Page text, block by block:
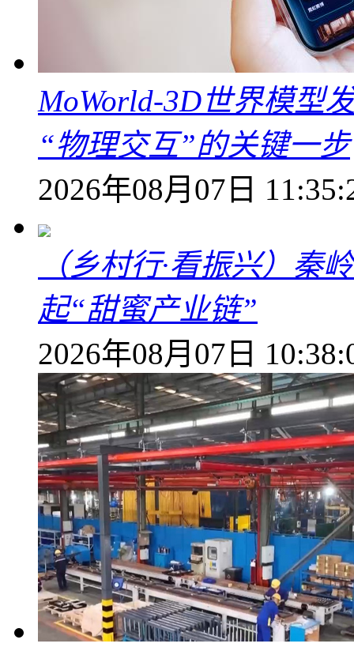
MoWorld-3D世界模型
“物理交互”的关键一步
2026年08月07日
（乡村行·看振兴）秦
起“甜蜜产业链”
2026年08月07日